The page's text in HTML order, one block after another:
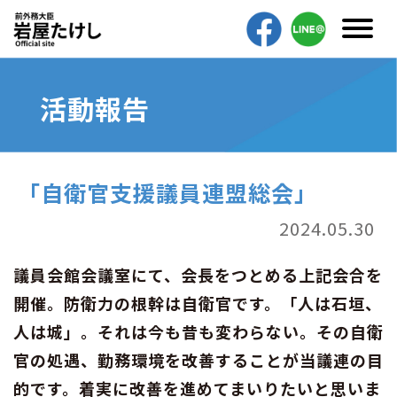
活動報告
「自衛官支援議員連盟総会」
2024.05.30
議員会館会議室にて、会長をつとめる上記会合を
開催。防衛力の根幹は自衛官です。「人は石垣、
人は城」。それは今も昔も変わらない。その自衛
官の処遇、勤務環境を改善することが当議連の目
的です。着実に改善を進めてまいりたいと思いま